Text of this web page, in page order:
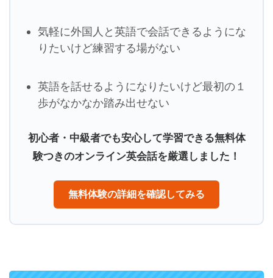
気軽に外国人と英語で会話できるようにな
りたいけど練習する場がない
英語を話せるようになりたいけど最初の１
歩がなかなか踏み出せない
初心者・中級者でも安心して学習できる無料体
験つきのオンライン英会話を厳選しました！
無料体験の詳細を確認してみる